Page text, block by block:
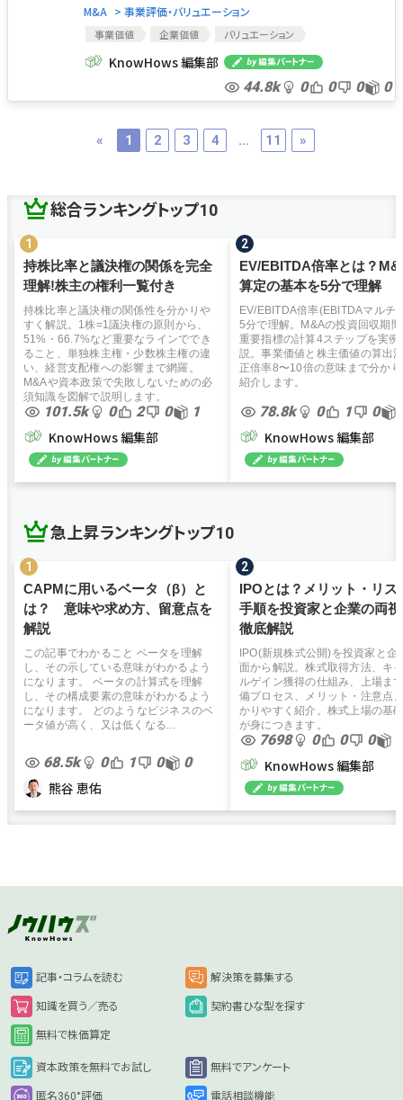
M&A > 事業評価・バリュエーション
事業価値 企業価値
バリュエーション
財務レバレッジ効果
負債
財務の最適化
KnowHows 編集部
44.8k 0 0 0 0
« 1 2 3 4 ... 11 »
総合ランキングトップ10
持株比率と議決権の関係を完全
理解!株主の権利一覧付き
持株比率と議決権の関係性を分かりや
すく解説。1株=1議決権の原則から、
51%・66.7%など重要なラインででき
ること、単独株主権・少数株主権の違
い、経営支配権への影響まで網羅。
M&Aや資本政策で失敗しないための必
須知識を図解で説明します。
101.5k 0 2 0 1
KnowHows 編集部
EV/EBITDA倍率とは？
算定の基本を5分で理解
EV/EBITDA倍率(EBITDAマルチ
5分で理解。M&Aの投資回収期
重要指標の計算4ステップを実例
説。事業価値と株主価値の算出
正倍率8〜10倍の意味まで分か
紹介します。
78.8k 0 1 0
KnowHows 編集部
急上昇ランキングトップ10
CAPMに用いるベータ（β）と
は？ 意味や求め方、留意点を
解説
この記事でわかること ベータを理解
し、その示している意味がわかるよう
になります。 ベータの計算式を理解
し、その構成要素の意味がわかるよう
になります。 どのようなビジネスのベ
ータ値が高く、又は低くなる...
68.5k 0 1 0 0
熊谷 恵佑
IPOとは？メリット・リス
手順を投資家と企業の両
徹底解説
IPO(新規株式公開)を投資家と企
面から解説。株式取得方法、キ
ルゲイン獲得の仕組み、上場ま
備プロセス、メリット・注意点
かりやすく紹介。株式上場の基
が身につきます。
7698 0 0 0
KnowHows 編集部
記事・コラムを読む 解決策を募集する
知識を買う／売る 契約書ひな型を探す
無料で株価算定
資本政策を無料でお試し 無料でアンケート
匿名360°評価 電話相談機能